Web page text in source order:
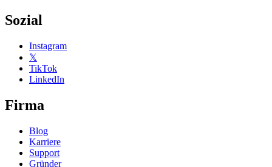
Sozial
Instagram
𝕏
TikTok
LinkedIn
Firma
Blog
Karriere
Support
Gründer